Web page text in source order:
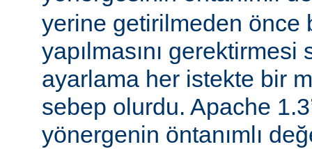
yerine getirilmeden önce
yapılmasını
ayarlama her istekte bir
sebep olurdu. Apache
yönergenin öntanımlı